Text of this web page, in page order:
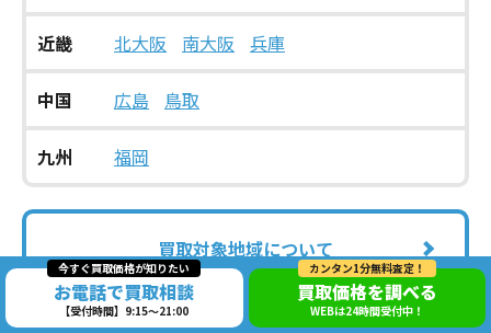
今すぐ買取価格が知りたい
お電話で買取相談
【受付時間】9:15～21:00
カンタン1分無料査定！
買取価格を調べる
WEBは24時間受付中！
近畿 北大阪 南大阪 兵庫
中国 広島 鳥取
九州 福岡
買取対象地域について